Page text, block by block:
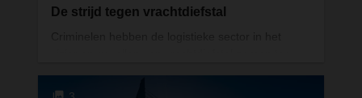
De strijd tegen vrachtdiefstal